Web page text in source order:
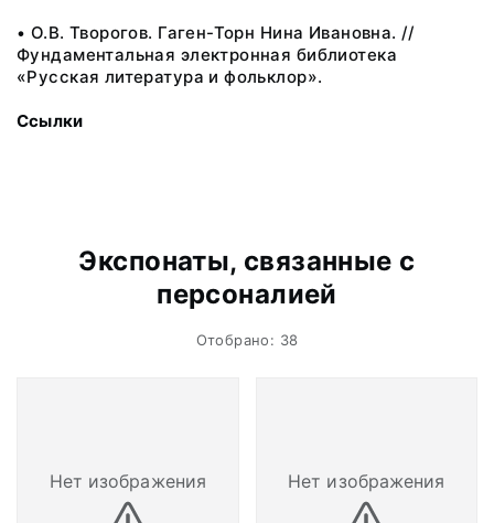
• О.В. Творогов. Гаген-Торн Нина Ивановна. //
Фундаментальная электронная библиотека
«Русская литература и фольклор».
Ссылки
Экспонаты, связанные с
персоналией
Отобрано: 38
Нет изображения Нет изображения